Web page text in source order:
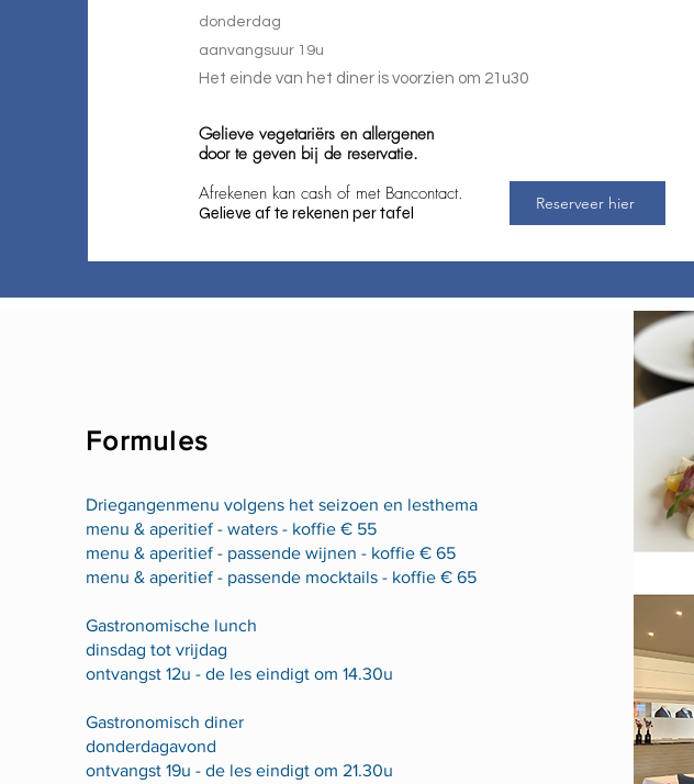
donderdag
aanvangsuur 19u
Het einde van het diner is voorzien om 21u30
Reserveer hier
Gelieve vegetariërs en allergenen
door te geven bij de reservatie.
Afrekenen kan cash of met Bancontact.
Gelieve af te rekenen per tafel
Formules
Driegangenmenu volgens het seizoen en lesthema
menu & aperitief - waters - koffie € 55
menu & aperitief - passende wijnen - koffie € 65
menu & aperitief - passende mocktails - koffie € 65
Gastronomische lunch
dinsdag tot vrijdag
ontvangst 12u - de les eindigt om 14.30u
Gastronomisch diner
donderdagavond
ontvangst 19u - de les eindigt om 21.30u